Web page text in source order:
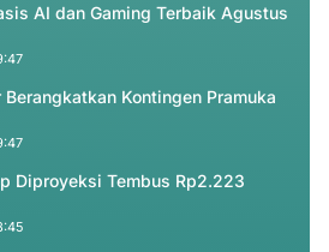
AI dan Gaming Terbaik Agustus
Kontingen Pramuka
Diproyeksi Tembus Rp2.223